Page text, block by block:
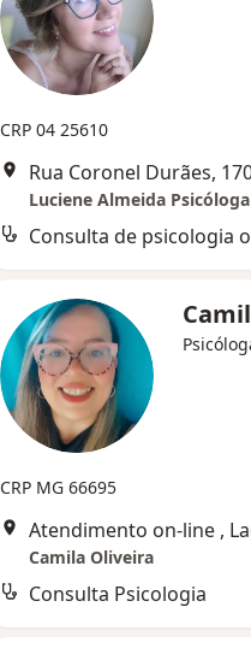
CRP 04 25610
Luciene Almeida
Consulta de psicologia
CRP MG 66695
Atendimento on-line ,
Camila Oliveira
Consulta Psicologia